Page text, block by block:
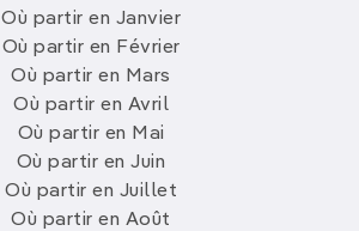
Où partir en Janvier
Où partir en Février
Où partir en Mars
Où partir en Avril
Où partir en Mai
Où partir en Juin
Où partir en Juillet
Où partir en Août